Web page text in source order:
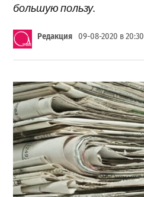
большую пользу.
Редакция 09-08-2020 в 20:30